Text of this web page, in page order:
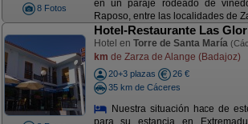
8 Fotos
en un paraje rodeado de
Raposo, entre las localidades de
Hotel-Restaurante Las
Hotel en Torre de Santa María
km de Zarza de Alange (Badajoz)
20+3 plazas
26 €
35 km de Cáceres
Nuestra situación hace de